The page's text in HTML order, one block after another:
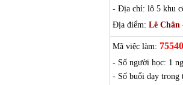
- Địa chỉ: lô 5 khu
Địa điểm: Lê Chân
Mã việc làm:
- Số người học: 1
- Số buổi dạy trong